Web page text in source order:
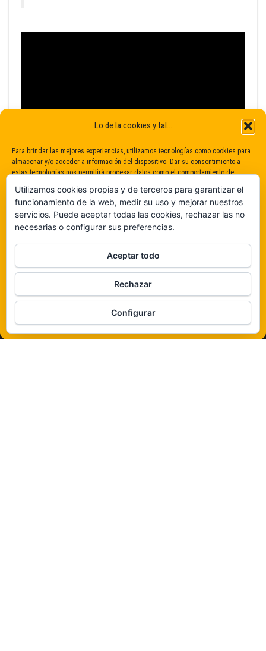
Lo de la cookies y tal...
Para brindar las mejores experiencias, utilizamos tecnologías como cookies para
almacenar y/o acceder a información del dispositivo. Dar su consentimiento a
estas tecnologías nos permitirá procesar datos como el comportamiento de
consentimiento puede afectar negativamente a determinadas características y
funciones.
De ninguna manera
Veámos que hay aquí
Política de cookies
Funciona gracias aWordPress |Tema:Envo Magazine
Utilizamos cookies propias y de terceros para garantizar el
funcionamiento de la web, medir su uso y mejorar nuestros
servicios. Puede aceptar todas las cookies, rechazar las no
necesarias o configurar sus preferencias.
Aceptar todo
Rechazar
Configurar